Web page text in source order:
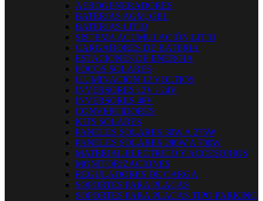
AEROGENERADORES
BATERIAS AGM, GEL
BATERIAS LITIO
SISTEMA ACUMULACIÓN LITIO
CARGADORES DE BATERIA
ESTACIONES DE ENERGIA
FOCOS SOLARES
ILUMINACION 12 VOLTIOS
INVERSORES 12V / 24V
INVERSORES 48V
CONVERTIDORES
KITS SOLARES
PANELES SOLARES 30W A 275W
PANELES SOLARES 280W A 700W
MATERIAL ELECTRICO Y ACCESORIOS
MONITORIZACIONES
REGULADORES DE CARGA
SOPORTES PARA PLACAS
SOPORTES PARA PLACAS TIPO PARKING